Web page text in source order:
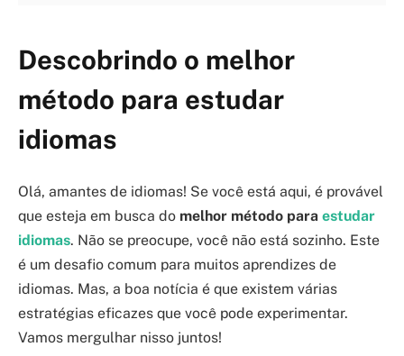
Descobrindo o melhor
método para estudar
idiomas
Olá, amantes de idiomas! Se você está aqui, é provável
que esteja em busca do melhor método para estudar
idiomas. Não se preocupe, você não está sozinho. Este
é um desafio comum para muitos aprendizes de
idiomas. Mas, a boa notícia é que existem várias
estratégias eficazes que você pode experimentar.
Vamos mergulhar nisso juntos!